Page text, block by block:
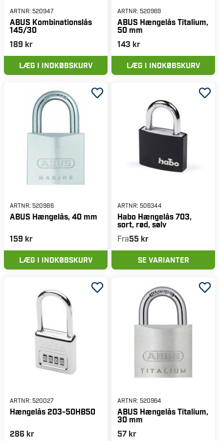
ARTNR: 520947
ABUS Kombinationslås
145/30
189 kr
LÆG I INDKØBSKURV
ARTNR: 520969
ABUS Hængelås Titalium,
50 mm
143 kr
LÆG I INDKØBSKURV
ARTNR: 520986
ABUS Hængelås, 40 mm
159 kr
LÆG I INDKØBSKURV
ARTNR: 506344
Habo Hængelås 703,
sort, rød, sølv
Fra55 kr
SE VARIANTER
ARTNR: 520027
Hængelås 203-50HB50
286 kr
ARTNR: 520964
ABUS Hængelås Titalium,
30 mm
57 kr